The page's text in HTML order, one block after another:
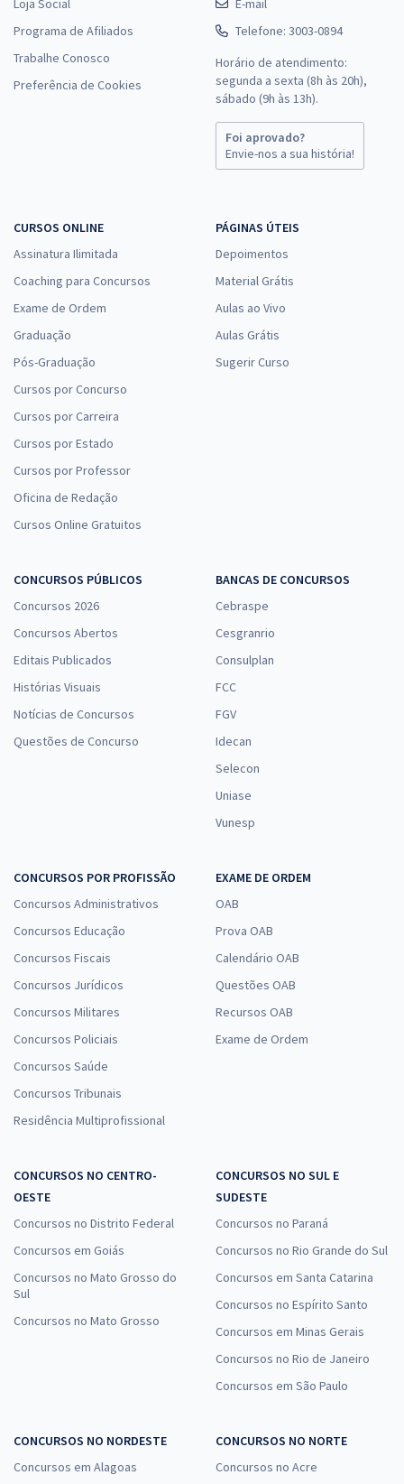
Loja Social
Programa de Afiliados
Trabalhe Conosco
Preferência de Cookies
E-mail
Telefone: 3003-0894
Horário de atendimento:
segunda a sexta (8h às 20h),
sábado (9h às 13h).
Foi aprovado?
Envie-nos a sua história!
CURSOS ONLINE
Assinatura Ilimitada
Coaching para Concursos
Exame de Ordem
Graduação
Pós-Graduação
Cursos por Concurso
Cursos por Carreira
Cursos por Estado
Cursos por Professor
Oficina de Redação
Cursos Online Gratuitos
PÁGINAS ÚTEIS
Depoimentos
Material Grátis
Aulas ao Vivo
Aulas Grátis
Sugerir Curso
CONCURSOS PÚBLICOS
Concursos 2026
Concursos Abertos
Editais Publicados
Histórias Visuais
Notícias de Concursos
Questões de Concurso
BANCAS DE CONCURSOS
Cebraspe
Cesgranrio
Consulplan
FCC
FGV
Idecan
Selecon
Uniase
Vunesp
CONCURSOS POR PROFISSÃO
Concursos Administrativos
Concursos Educação
Concursos Fiscais
Concursos Jurídicos
Concursos Militares
Concursos Policiais
Concursos Saúde
Concursos Tribunais
Residência Multiprofissional
EXAME DE ORDEM
OAB
Prova OAB
Calendário OAB
Questões OAB
Recursos OAB
Exame de Ordem
CONCURSOS NO CENTRO-
OESTE
Concursos no Distrito Federal
Concursos em Goiás
Concursos no Mato Grosso do
Sul
Concursos no Mato Grosso
CONCURSOS NO SUL E
SUDESTE
Concursos no Paraná
Concursos no Rio Grande do Sul
Concursos em Santa Catarina
Concursos no Espírito Santo
Concursos em Minas Gerais
Concursos no Rio de Janeiro
Concursos em São Paulo
CONCURSOS NO NORDESTE
Concursos em Alagoas
CONCURSOS NO NORTE
Concursos no Acre